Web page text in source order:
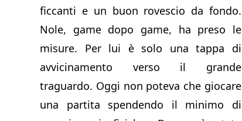
ficcanti e un buon rovescio da fondo.
Nole, game dopo game, ha preso le
misure. Per lui è solo una tappa di
avvicinamento verso il grande
traguardo. Oggi non poteva che giocare
una partita spendendo il minimo di